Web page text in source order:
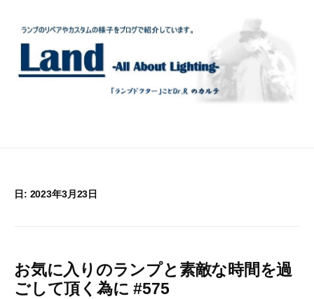
日: 2023年3月23日
お気に入りのランプと素敵な時間を過
ごして頂く為に #575